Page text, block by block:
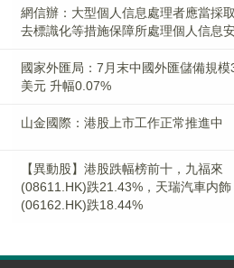
網信辦：大型個人信息處理者應當採取
去標識化等措施保障所處理個人信息
國家外匯局：7月末中國外匯儲備規
美元 升幅0.07%
山金國際：港股上市工作正常推進中
【異動股】港股跌幅榜前十，九福來
(08611.HK)跌21.43%，天瑞汽車内飾
(06162.HK)跌18.44%